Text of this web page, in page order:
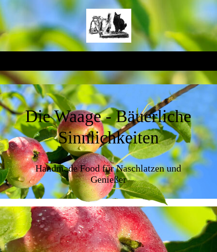
Die Waage - Bäuerliche
Sinnlichkeiten
Handmade Food für Naschlatzen und
Genießer